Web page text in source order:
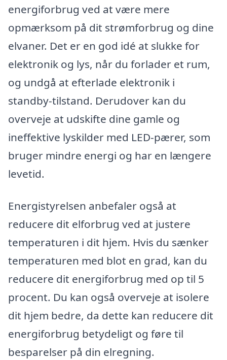
energiforbrug ved at være mere
opmærksom på dit strømforbrug og dine
elvaner. Det er en god idé at slukke for
elektronik og lys, når du forlader et rum,
og undgå at efterlade elektronik i
standby-tilstand. Derudover kan du
overveje at udskifte dine gamle og
ineffektive lyskilder med LED-pærer, som
bruger mindre energi og har en længere
levetid.
Energistyrelsen anbefaler også at
reducere dit elforbrug ved at justere
temperaturen i dit hjem. Hvis du sænker
temperaturen med blot en grad, kan du
reducere dit energiforbrug med op til 5
procent. Du kan også overveje at isolere
dit hjem bedre, da dette kan reducere dit
energiforbrug betydeligt og føre til
besparelser på din elregning.